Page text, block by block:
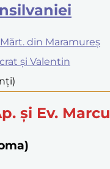
Mărt. din Maramureș
și Valentin
și Ev. Marcu